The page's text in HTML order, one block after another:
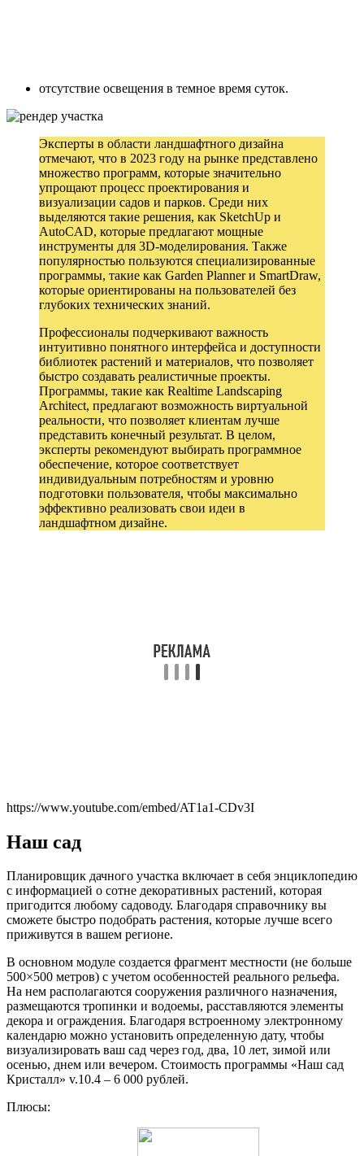
отсутствие освещения в темное время суток.
Эксперты в области ландшафтного дизайна
отмечают, что в 2023 году на рынке представлено
множество программ, которые значительно
упрощают процесс проектирования и
визуализации садов и парков. Среди них
выделяются такие решения, как SketchUp и
AutoCAD, которые предлагают мощные
инструменты для 3D-моделирования. Также
популярностью пользуются специализированные
программы, такие как Garden Planner и SmartDraw,
которые ориентированы на пользователей без
глубоких технических знаний.
Профессионалы подчеркивают важность
интуитивно понятного интерфейса и доступности
библиотек растений и материалов, что позволяет
быстро создавать реалистичные проекты.
Программы, такие как Realtime Landscaping
Architect, предлагают возможность виртуальной
реальности, что позволяет клиентам лучше
представить конечный результат. В целом,
эксперты рекомендуют выбирать программное
обеспечение, которое соответствует
индивидуальным потребностям и уровню
подготовки пользователя, чтобы максимально
эффективно реализовать свои идеи в
ландшафтном дизайне.
https://www.youtube.com/embed/AT1a1-CDv3I
Наш сад
Планировщик дачного участка включает в себя энциклопедию
с информацией о сотне декоративных растений, которая
пригодится любому садоводу. Благодаря справочнику вы
сможете быстро подобрать растения, которые лучше всего
приживутся в вашем регионе.
В основном модуле создается фрагмент местности (не больше
500×500 метров) с учетом особенностей реального рельефа.
На нем располагаются сооружения различного назначения,
размещаются тропинки и водоемы, расставляются элементы
декора и ограждения. Благодаря встроенному электронному
календарю можно установить определенную дату, чтобы
визуализировать ваш сад через год, два, 10 лет, зимой или
осенью, днем или вечером. Стоимость программы «Наш сад
Кристалл» v.10.4 – 6 000 рублей.
Плюсы: